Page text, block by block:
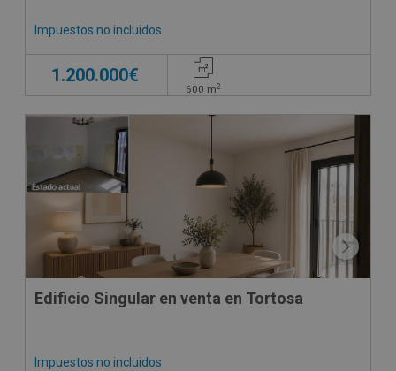
Impuestos no incluidos
1.200.000€
600 m2
Edificio Singular en venta en Tortosa
Impuestos no incluidos